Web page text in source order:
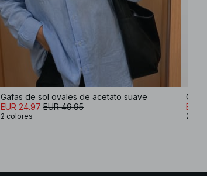
Gafas de sol ovales de acetato suave
EUR 24.97 EUR 49.95
2 colores
EUR
2